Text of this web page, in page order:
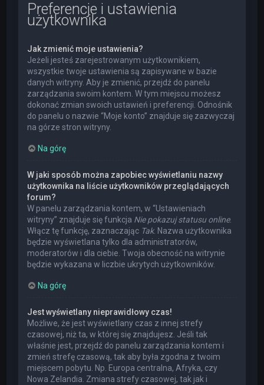
Preferencje i ustawienia
użytkownika
Jak zmienić moje ustawienia?
Jeżeli jesteś zarejestrowanym użytkownikiem,
wszystkie twoje ustawienia są zapisywane w bazie
danych witryny. Aby je zmienić, przejdź do panelu
zarządzania swoim kontem. W tym miejscu możesz
dokonać zmian swoich ustawień i preferencji. Odnośnik
do panelu o nazwie “Moje konto” znajduje się zazwyczaj
na górze stron witryny.
Na górę
W jaki sposób można zapobiec wyświetlaniu nazwy
użytkownika na liście użytkowników przeglądających
forum?
W panelu zarządzania kontem, w “Ustawieniach
witryny” znajduje się funkcja Nie pokazuj statusu online.
Włącz tę funkcję, zaznaczając Tak. Nazwa użytkownika
będzie wyświetlana tylko dla administratorów,
moderatorów i dla ciebie. Twoja obecność na witrynie
będzie wykazana w liczbie ukrytych użytkowników.
Na górę
Jest wyświetlany nieprawidłowy czas!
Możliwe, że jest wyświetlany czas z innej strefy
czasowej, niż ta, w której się znajdujesz. Jeśli tak
właśnie jest, przejdź do panelu zarządzania kontem i
zmień strefę czasową, tak aby była zgodna z twoim
miejscem pobytu. Np. Europa centralna, Afryka, czy
Nowa Zelandia. Zmiana strefy czasowej, tak jak i